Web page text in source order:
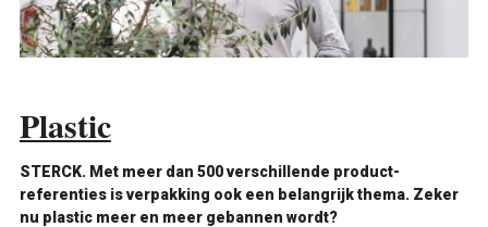
Plastic
STERCK. Met meer dan 500 verschillende product­
referenties is verpakking ook een belangrijk thema. Zeker
nu plastic meer en meer gebannen wordt?